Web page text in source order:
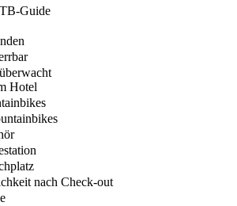
Guide
Hotel
nach Check-out